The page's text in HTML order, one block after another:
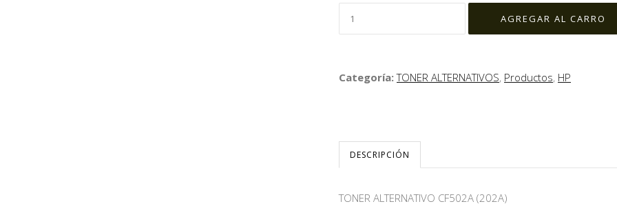
Categoría:TONER ALTERNATIVOS, Productos, HP
DESCRIPCIÓN
TONER ALTERNATIVO CF502A (202A)